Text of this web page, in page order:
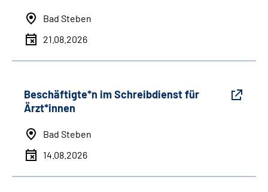
Bad Steben
21.08.2026
Beschäftigte*n im Schreibdienst für
Ärzt*innen
Bad Steben
14.08.2026